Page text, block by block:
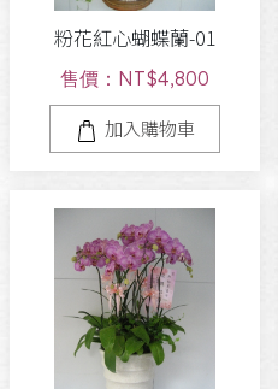
粉花紅心蝴蝶蘭-01
售價：NT$4,800
加入購物車